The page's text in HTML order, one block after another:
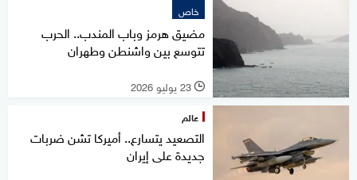
خاص
مضيق هرمز وباب المندب.. الحرب
تتوسع بين واشنطن وطهران
l 23 يوليو 2026
عالم
التصعيد يتسارع.. أميركا تشن ضربات
جديدة على إيران